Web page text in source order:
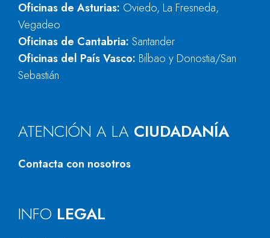
Oficinas de Asturias: Oviedo, La Fresneda,
Vegadeo
Oficinas de Cantabria: Santander
Oficinas del País Vasco: Bilbao y Donostia/San
Sebastián
ATENCIÓN A LA CIUDADANÍA
Contacta con nosotros
INFO LEGAL